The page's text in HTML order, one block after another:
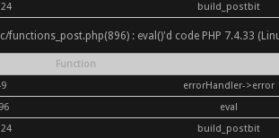
build_postbit
: eval()'d code PHP 7.4.33
Function
errorHandler->error
eval
build_postbit